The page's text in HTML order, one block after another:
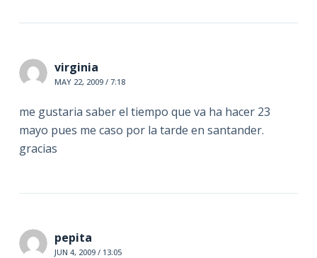
virginia
MAY 22, 2009 / 7:18
me gustaria saber el tiempo que va ha hacer 23
mayo pues me caso por la tarde en santander.
gracias
pepita
JUN 4, 2009 / 13:05